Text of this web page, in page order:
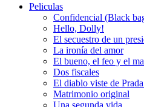
Peliculas
Confidencial (Black
Hello, Dolly!
El secuestro de un
La ironía del amor
El bueno, el feo y el
Dos fiscales
El diablo viste de
Matrimonio original
Una segunda vida